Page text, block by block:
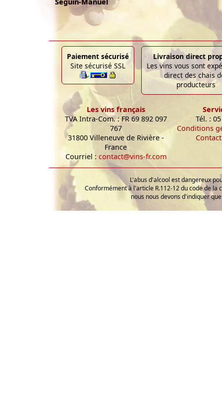
Paiement sécurisé
Site sécurisé SSL
Livraison direct
Les vins vous sont
direct des chais
producteurs
Les vins français
TVA Intra-Com. : FR 69 892 097
767
31800 Villeneuve de Rivière -
France
Courriel : contact@vins-fr.com
Tél. :
Conditions
Contact
L'abus d'alcool est dangereux
Conformément à l'article R.112-12 du code de la
nous nous devons d'indiquer